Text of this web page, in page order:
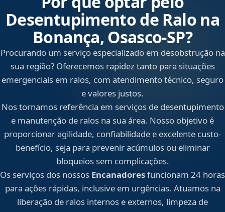
Desentupimento de Ralo na
Bonança, Osasco‑SP?
Procurando um serviço especializado em desobstrução na
sua região? Oferecemos rapidez tanto para situações
emergenciais em ralos, com atendimento técnico, seguro
e valores justos.
Nos tornamos referência em serviços de desentupimento
e manutenção de ralos na sua área. Nosso objetivo é
proporcionar agilidade, confiabilidade e excelente custo-
benefício, seja para prevenir acúmulos ou eliminar
bloqueios sem complicações.
Os serviços dos nossos Encanadoresfuncionam 24 horas
para ações rápidas, inclusive em urgências. Atuamos na
liberação de ralos internos e externos, limpeza de